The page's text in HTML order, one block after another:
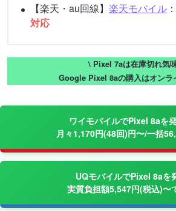
【楽天・au回線】 楽天モバイル ：
対応
\ Pixel 7aは在庫切れ気
Google Pixel 8aの購入はオンラ
ワイモバイルでPixel 8aを
月々1,170円(48回)円〜/一括
UQモバイルでPixel 8aを
実質負担額5,547円(税込)〜